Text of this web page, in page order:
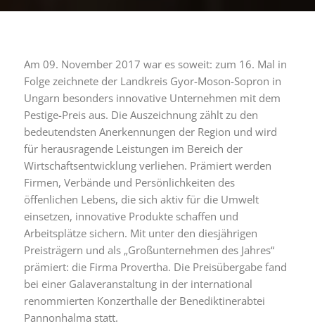
Am 09. November 2017 war es soweit: zum 16. Mal in
Folge zeichnete der Landkreis Gyor-Moson-Sopron in
Ungarn besonders innovative Unternehmen mit dem
Pestige-Preis aus. Die Auszeichnung zählt zu den
bedeutendsten Anerkennungen der Region und wird
für herausragende Leistungen im Bereich der
Wirtschaftsentwicklung verliehen. Prämiert werden
Firmen, Verbände und Persönlichkeiten des
öffenlichen Lebens, die sich aktiv für die Umwelt
einsetzen, innovative Produkte schaffen und
Arbeitsplätze sichern. Mit unter den diesjährigen
Preisträgern und als „Großunternehmen des Jahres“
prämiert: die Firma Provertha. Die Preisübergabe fand
bei einer Galaveranstaltung in der international
renommierten Konzerthalle der Benediktinerabtei
Pannonhalma statt.